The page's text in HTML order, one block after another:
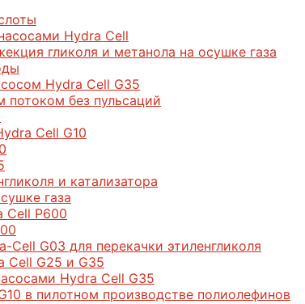
Hydra Cell
гликоля и метанола на осушке газа
Hydra Cell G35
без пульсаций
Cell G10
и катализатора
газа
Cell P600
G03 для перекачки этиленгликоля
Cell G25 и G35
Hydra Cell G35
в пилотном производстве полиолефинов